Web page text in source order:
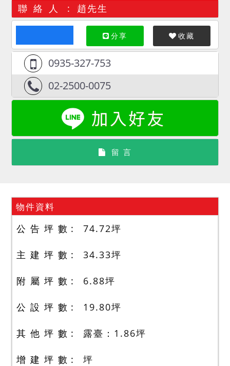
聯 絡 人 趙先生
分享 收藏
0935-327-753
02-2500-0075
留 言
物件資料
公 告 坪 數 74.72坪
主 建 坪 數 34.33坪
附 屬 坪 數 6.88坪
公 設 坪 數 19.80坪
其 他 坪 數 露臺：1.86坪
增 建 坪 數 坪